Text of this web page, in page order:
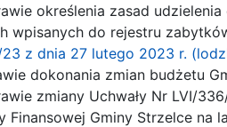
określenia zasad
do rejestru
23 z dnia 27 lutego 2023 r.
dokonania zmian budżetu
zmiany Uchwały Nr LVI/
Gminy Strzelce na